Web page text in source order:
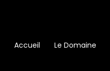
Accueil Le Domaine